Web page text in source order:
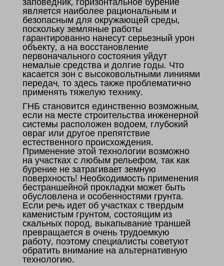
является наиболее рациональным и
безопасным для окружающей среды,
поскольку земляные работы
гарантированно нанесут серьезный урон
объекту, а на восстановление
первоначального состояния уйдут
немалые средства и долгие годы. Что
касается зон с высоковольтными линиями
передач, то здесь также проблематично
применять тяжелую технику.
ГНБ становится единственно возможным,
если на месте строительства инженерной
системы расположен водоем, глубокий
овраг или другое препятствие
естественного происхождения.
Применение этой технологии возможно
на участках с любым рельефом, так как
бурение не затрагивает земную
поверхность! Необходимость применения
бестраншейной прокладки может быть
обусловлена и особенностями грунта.
Если речь идет об участках с твердым
каменистым грунтом, состоящим из
скальных пород, выкапывание траншей
превращается в очень трудоемкую
работу, поэтому специалисты советуют
обратить внимание на альтернативную
технологию.